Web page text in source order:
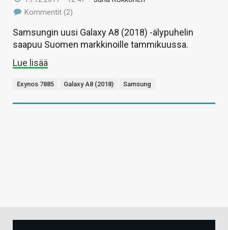
Kommentit (2)
Samsungin uusi Galaxy A8 (2018) -älypuhelin
saapuu Suomen markkinoille tammikuussa.
Lue lisää
Exynos 7885 Galaxy A8 (2018) Samsung